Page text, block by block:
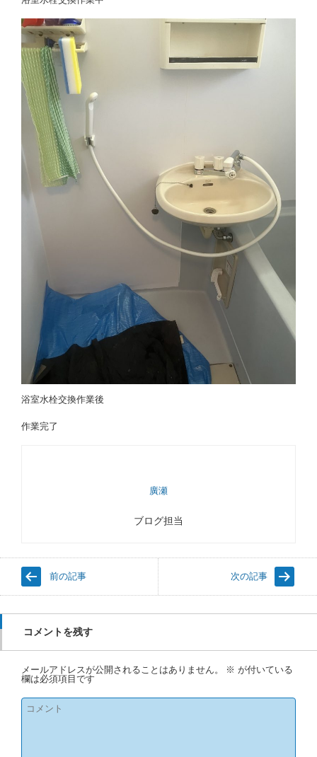
浴室水栓交換作業後
作業完了
廣瀬
ブログ担当
前の記事 次の記事
コメントを残す
メールアドレスが公開されることはありません。 ※ が付いている
欄は必須項目です